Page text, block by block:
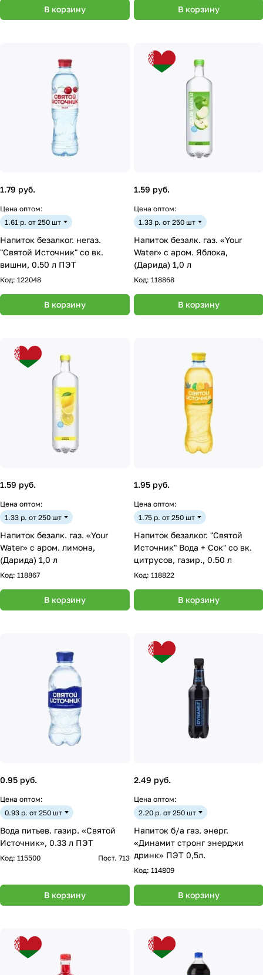
В корзину В корзину
1.79 руб.
Цена оптом:
1.61 р. от 250 шт
Напиток безалког. негаз.
"Святой Источник" со вк.
вишни, 0.50 л ПЭТ
Код: 122048
В корзину
1.59 руб.
Цена оптом:
1.33 р. от 250 шт
Напиток безалк. газ. «Your
Water» с аром. Яблока,
(Дарида) 1,0 л
Код: 118868
В корзину
1.59 руб.
Цена оптом:
1.33 р. от 250 шт
Напиток безалк. газ. «Your
Water» с аром. лимона,
(Дарида) 1,0 л
Код: 118867
В корзину
1.95 руб.
Цена оптом:
1.75 р. от 250 шт
Напиток безалког. "Святой
Источник" Вода + Сок" со вк.
цитрусов, газир., 0.50 л
Код: 118822
В корзину
0.95 руб.
Цена оптом:
0.93 р. от 250 шт
Вода питьев. газир. «Святой
Источник», 0.33 л ПЭТ
Код: 115500 Пост. 713
В корзину
2.49 руб.
Цена оптом:
2.20 р. от 250 шт
Напиток б/а газ. энерг.
«Динамит стронг энерджи
дринк» ПЭТ 0,5л.
Код: 114809
В корзину